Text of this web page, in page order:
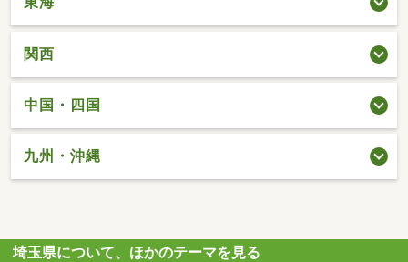
関西
中国・四国
九州・沖縄
埼玉県について、ほかのテーマを見る